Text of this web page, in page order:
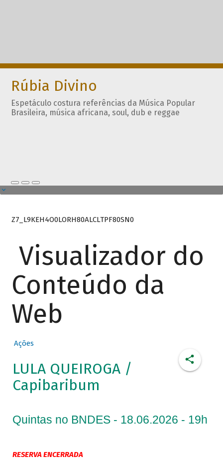
Rúbia Divino
Espetáculo costura referências da Música Popular
Brasileira, música africana, soul, dub e reggae
Z7_L9KEH4O0LORH80ALCLTPF80SN0
Visualizador do
Conteúdo da
Web
Ações
LULA QUEIROGA /
Capibaribum
Quintas no BNDES - 18.06.2026 - 19h
RESERVA ENCERRADA